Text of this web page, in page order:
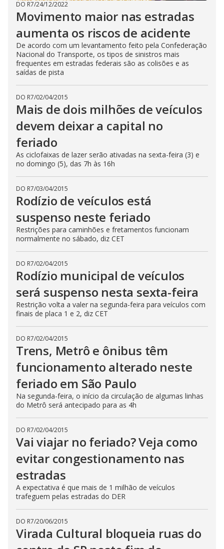
DO R7/24/12/2022
Movimento maior nas estradas
aumenta os riscos de acidente
De acordo com um levantamento feito pela Confederação
Nacional do Transporte, os tipos de sinistros mais
frequentes em estradas federais são as colisões e as
saídas de pista
DO R7/02/04/2015
Mais de dois milhões de veículos
devem deixar a capital no
feriado
As ciclofaixas de lazer serão ativadas na sexta-feira (3) e
no domingo (5), das 7h às 16h
DO R7/03/04/2015
Rodízio de veículos está
suspenso neste feriado
Restrições para caminhões e fretamentos funcionam
normalmente no sábado, diz CET
DO R7/02/04/2015
Rodízio municipal de veículos
será suspenso nesta sexta-feira
Restrição volta a valer na segunda-feira para veículos com
finais de placa 1 e 2, diz CET
DO R7/02/04/2015
Trens, Metrô e ônibus têm
funcionamento alterado neste
feriado em São Paulo
Na segunda-feira, o início da circulação de algumas linhas
do Metrô será antecipado para as 4h
DO R7/02/04/2015
Vai viajar no feriado? Veja como
evitar congestionamento nas
estradas
A expectativa é que mais de 1 milhão de veículos
trafeguem pelas estradas do DER
DO R7/20/06/2015
Virada Cultural bloqueia ruas do